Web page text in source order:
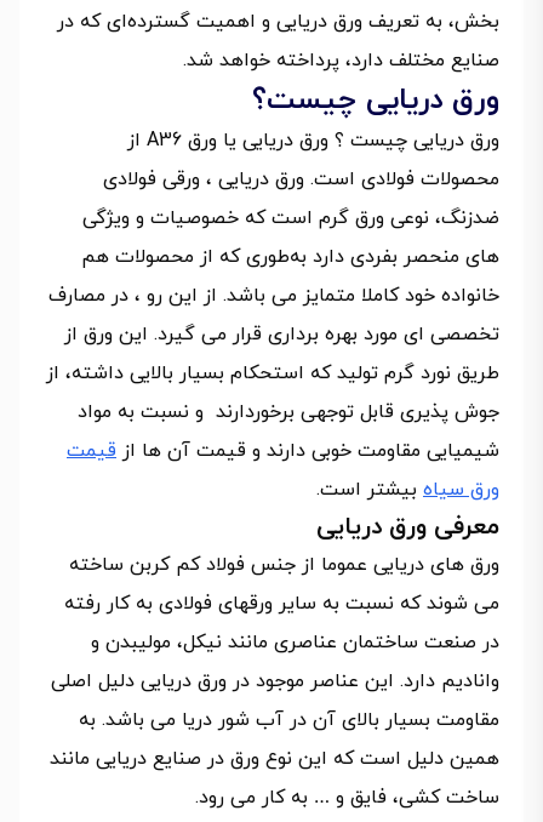
بخش، به تعریف ورق دریایی و اهمیت گسترده‌ای که در
صنایع مختلف دارد، پرداخته خواهد شد.
ورق دریایی چیست؟
ورق دریایی چیست ؟ ورق دریایی یا ورق A36 از
محصولات فولادی است. ورق دریایی ، ورقی فولادی
ضدزنگ، نوعی ورق گرم است که خصوصیات و ویژگی
های منحصر بفردی دارد به‌طوری که از محصولات هم
خانواده خود کاملا متمایز می باشد. از این رو ، در مصارف
تخصصی ای مورد بهره برداری قرار می گیرد. این ورق از
طریق نورد گرم تولید که استحکام بسیار بالایی داشته، از
جوش پذیری قابل توجهی برخوردارند و نسبت به مواد
شیمیایی مقاومت خوبی دارند و قیمت آن ها از قیمت
ورق سیاه بیشتر است.
معرفی ورق دریایی
ورق های دریایی عموما از جنس فولاد کم کربن ساخته
می شوند که نسبت به سایر ورقهای فولادی به کار رفته
در صنعت ساختمان عناصری مانند نیکل، مولیبدن و
وانادیم دارد. این عناصر موجود در ورق دریایی دلیل اصلی
مقاومت بسیار بالای آن در آب شور دریا می باشد. به
همین دلیل است که این نوع ورق در صنایع دریایی مانند
ساخت کشی، فایق و … به کار می رود.